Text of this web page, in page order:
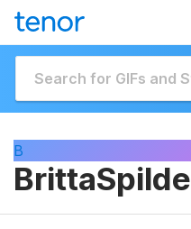
B
BrittaSpilde